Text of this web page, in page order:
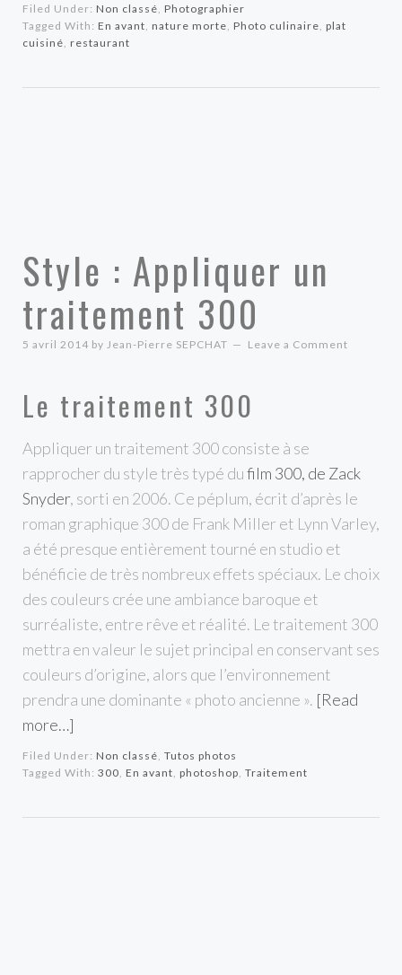
Filed Under: Non classé, Photographier
Tagged With: En avant, nature morte, Photo culinaire, plat
cuisiné, restaurant
Style : Appliquer un
traitement 300
5 avril 2014 by Jean-Pierre SEPCHAT Leave a Comment
Le traitement 300
Appliquer un traitement 300 consiste à se
rapprocher du style très typé dufilm 300, de Zack
Snyder, sorti en 2006. Ce péplum, écrit d’après le
roman graphique 300 de Frank Miller et Lynn Varley,
a été presque entièrement tourné en studio et
bénéficie de très nombreux effets spéciaux. Le choix
des couleurs crée une ambiance baroque et
surréaliste, entre rêve et réalité. Le traitement 300
mettra en valeur le sujet principal en conservant ses
couleurs d’origine, alors que l’environnement
prendra une dominante « photo ancienne ». [Read
more…]
Filed Under: Non classé, Tutos photos
Tagged With: 300, En avant, photoshop, Traitement